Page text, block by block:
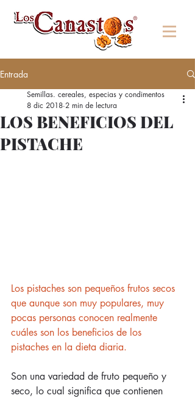
Entrada
LOS BENEFICIOS DEL
PISTACHE
Semillas. cereales, especias y condimentos
8 dic 2018 2 min de lectura
Los pistaches son pequeños frutos secos
que aunque son muy populares, muy
pocas personas conocen realmente
cuáles son los beneficios de los
pistaches en la dieta diaria.
Son una variedad de fruto pequeño y
seco, lo cual significa que contienen